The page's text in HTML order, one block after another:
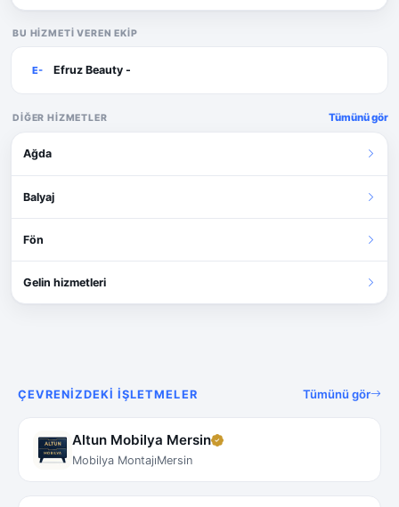
BU HIZMETI VEREN EKIP
E- Efruz Beauty -
DIĞER HIZMETLER Tümünü gör
Ağda
Balyaj
Fön
Gelin hizmetleri
ÇEVRENIZDEKI İŞLETMELER Tümünü gör
Altun Mobilya Mersin
Mobilya MontajıMersin